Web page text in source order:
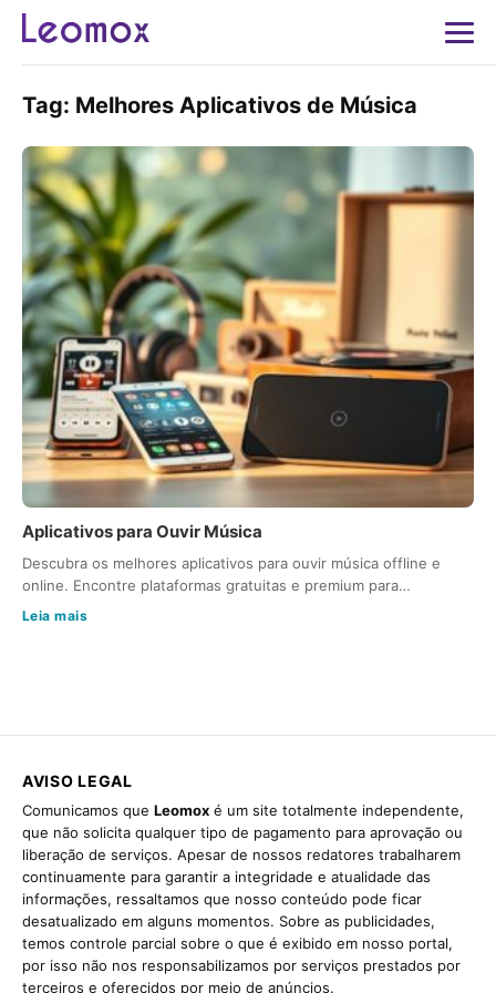
Tag: Melhores Aplicativos de Música
Aplicativos para Ouvir Música
Descubra os melhores aplicativos para ouvir música offline e
online. Encontre plataformas gratuitas e premium para…
Leia mais
AVISO LEGAL
Comunicamos que Leomox é um site totalmente independente,
que não solicita qualquer tipo de pagamento para aprovação ou
liberação de serviços. Apesar de nossos redatores trabalharem
continuamente para garantir a integridade e atualidade das
informações, ressaltamos que nosso conteúdo pode ficar
desatualizado em alguns momentos. Sobre as publicidades,
temos controle parcial sobre o que é exibido em nosso portal,
por isso não nos responsabilizamos por serviços prestados por
terceiros e oferecidos por meio de anúncios.